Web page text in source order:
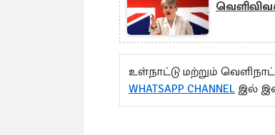
உள்நாட்டு மற்றும்
WHATSAPP CHANNEL இல்